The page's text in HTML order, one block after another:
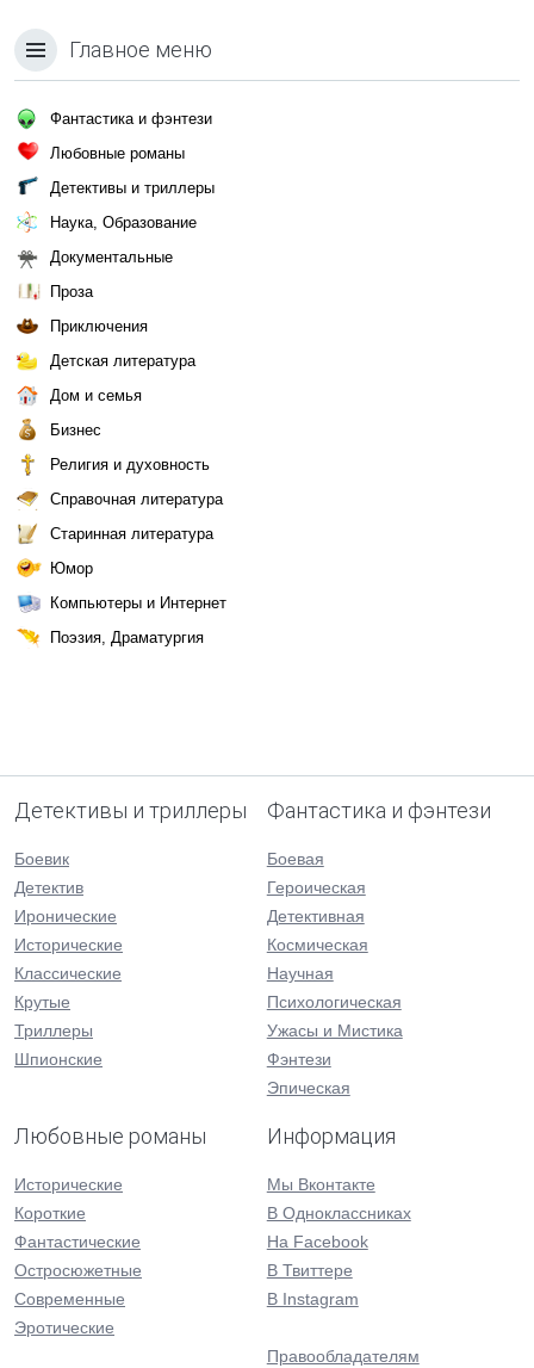
Главное меню
Фантастика и фэнтези
Любовные романы
Детективы и триллеры
Наука, Образование
Документальные
Проза
Приключения
Детская литература
Дом и семья
Бизнес
Религия и духовность
Справочная литература
Старинная литература
Юмор
Компьютеры и Интернет
Поэзия, Драматургия
Детективы и триллеры
Боевик
Детектив
Иронические
Исторические
Классические
Крутые
Триллеры
Шпионские
Фантастика и фэнтези
Боевая
Героическая
Детективная
Космическая
Научная
Психологическая
Ужасы и Мистика
Фэнтези
Эпическая
Любовные романы
Исторические
Короткие
Фантастические
Остросюжетные
Современные
Эротические
Информация
Мы Вконтакте
В Одноклассниках
На Facebook
В Твиттере
В Instagram
Правообладателям